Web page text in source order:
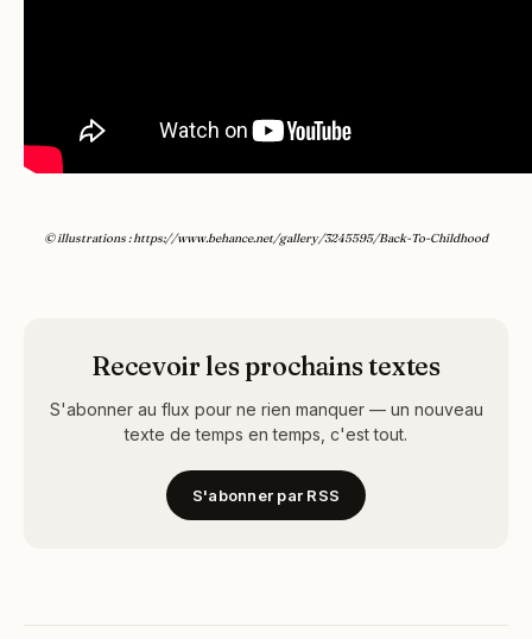
© illustrations : https://www.behance.net/gallery/3245595/Back-To-Childhood
Recevoir les prochains textes
S'abonner au flux pour ne rien manquer — un nouveau
texte de temps en temps, c'est tout.
S'abonner par RSS